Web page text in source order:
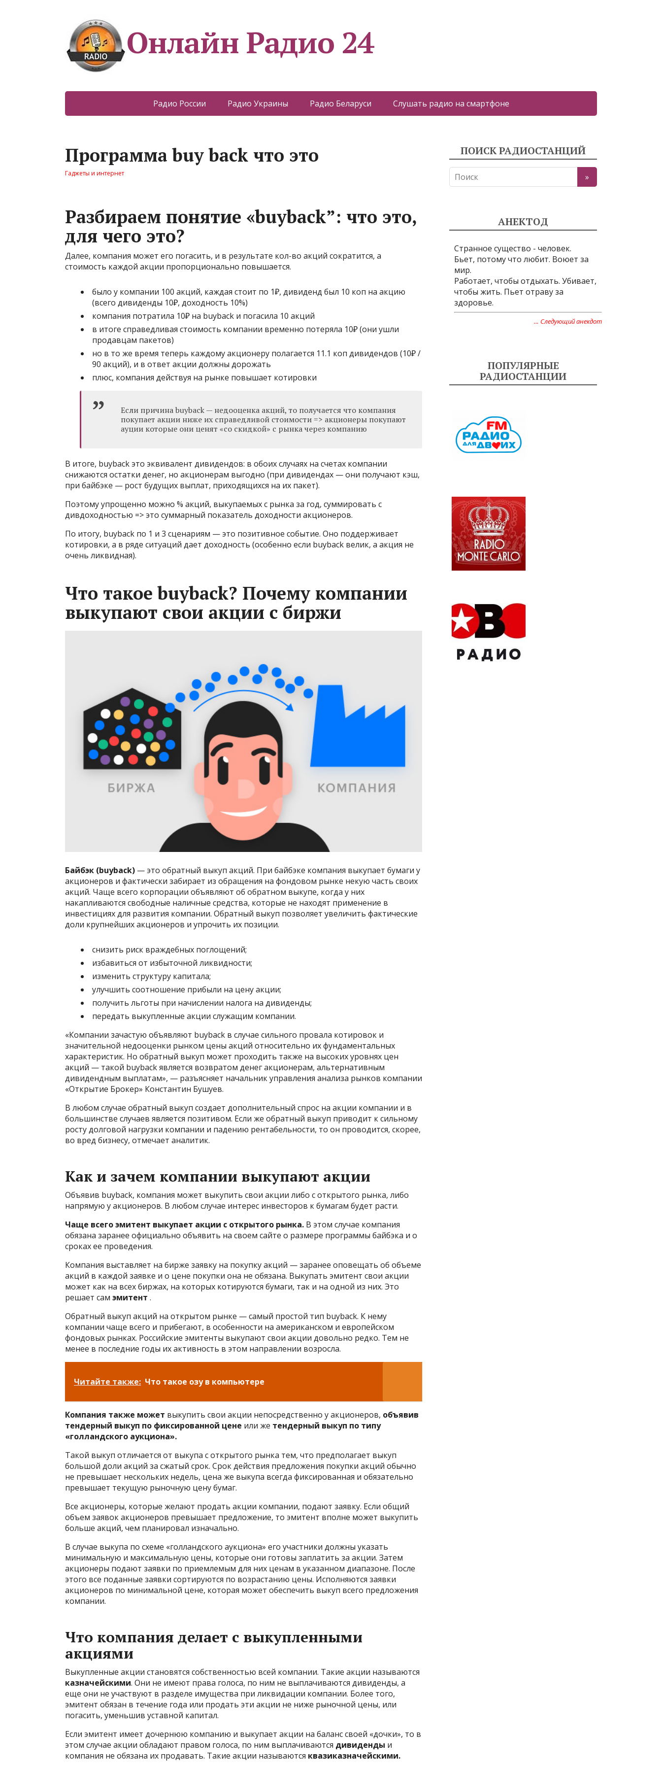
Онлайн Радио 24
Радио России Радио Украины Радио Беларуси Слушать радио на смартфоне
Программа buy back что это
Гаджеты и интернет
Разбираем понятие «buyback”: что это,
для чего это?
Далее, компания может его погасить, и в результате кол-во акций сократится, а
стоимость каждой акции пропорционально повышается.
было у компании 100 акций, каждая стоит по 1₽, дивиденд был 10 коп на акцию
(всего дивиденды 10₽, доходность 10%)
компания потратила 10₽ на buyback и погасила 10 акций
в итоге справедливая стоимость компании временно потеряла 10₽ (они ушли
продавцам пакетов)
но в то же время теперь каждому акционеру полагается 11.1 коп дивидендов (10₽ /
90 акций), и в ответ акции должны дорожать
плюс, компания действуя на рынке повышает котировки
Если причина buyback — недооценка акций, то получается что компания
покупает акции ниже их справедливой стоимости => акционеры покупают
ауции которые они ценят «со скидкой» с рынка через компанию
В итоге, buyback это эквивалент дивидендов: в обоих случаях на счетах компании
снижаются остатки денег, но акционерам выгодно (при дивидендах — они получают кэш,
при байбэке — рост будущих выплат, приходящихся на их пакет).
Поэтому упрощенно можно % акций, выкупаемых с рынка за год, суммировать с
дивдоходностью => это суммарный показатель доходности акционеров.
По итогу, buyback по 1 и 3 сценариям — это позитивное событие. Оно поддерживает
котировки, а в ряде ситуаций дает доходность (особенно если buyback велик, а акция не
очень ликвидная).
Что такое buyback? Почему компании
выкупают свои акции c биржи
Байбэк (buyback) — это обратный выкуп акций. При байбэке компания выкупает бумаги у
акционеров и фактически забирает из обращения на фондовом рынке некую часть своих
акций. Чаще всего корпорации объявляют об обратном выкупе, когда у них
накапливаются свободные наличные средства, которые не находят применение в
инвестициях для развития компании. Обратный выкуп позволяет увеличить фактические
доли крупнейших акционеров и упрочить их позиции.
снизить риск враждебных поглощений;
избавиться от избыточной ликвидности;
изменить структуру капитала;
улучшить соотношение прибыли на цену акции;
получить льготы при начислении налога на дивиденды;
передать выкупленные акции служащим компании.
«Компании зачастую объявляют buyback в случае сильного провала котировок и
значительной недооценки рынком цены акций относительно их фундаментальных
характеристик. Но обратный выкуп может проходить также на высоких уровнях цен
акций — такой buyback является возвратом денег акционерам, альтернативным
дивидендным выплатам», — разъясняет начальник управления анализа рынков компании
«Открытие Брокер» Константин Бушуев.
В любом случае обратный выкуп создает дополнительный спрос на акции компании и в
большинстве случаев является позитивом. Если же обратный выкуп приводит к сильному
росту долговой нагрузки компании и падению рентабельности, то он проводится, скорее,
во вред бизнесу, отмечает аналитик.
Как и зачем компании выкупают акции
Объявив buyback, компания может выкупить свои акции либо с открытого рынка, либо
напрямую у акционеров. В любом случае интерес инвесторов к бумагам будет расти.
Чаще всего эмитент выкупает акции с открытого рынка. В этом случае компания
обязана заранее официально объявить на своем сайте о размере программы байбэка и о
сроках ее проведения.
Компания выставляет на бирже заявку на покупку акций — заранее оповещать об объеме
акций в каждой заявке и о цене покупки она не обязана. Выкупать эмитент свои акции
может как на всех биржах, на которых котируются бумаги, так и на одной из них. Это
решает сам эмитент .
Обратный выкуп акций на открытом рынке — самый простой тип buyback. К нему
компании чаще всего и прибегают, в особенности на американском и европейском
фондовых рынках. Российские эмитенты выкупают свои акции довольно редко. Тем не
менее в последние годы их активность в этом направлении возросла.
Читайте также: Что такое озу в компьютере
Компания также может выкупить свои акции непосредственно у акционеров, объявив
тендерный выкуп по фиксированной цене или же тендерный выкуп по типу
«голландского аукциона».
Такой выкуп отличается от выкупа с открытого рынка тем, что предполагает выкуп
большой доли акций за сжатый срок. Срок действия предложения покупки акций обычно
не превышает нескольких недель, цена же выкупа всегда фиксированная и обязательно
превышает текущую рыночную цену бумаг.
Все акционеры, которые желают продать акции компании, подают заявку. Если общий
объем заявок акционеров превышает предложение, то эмитент вполне может выкупить
больше акций, чем планировал изначально.
В случае выкупа по схеме «голландского аукциона» его участники должны указать
минимальную и максимальную цены, которые они готовы заплатить за акции. Затем
акционеры подают заявки по приемлемым для них ценам в указанном диапазоне. После
этого все поданные заявки сортируются по возрастанию цены. Исполняются заявки
акционеров по минимальной цене, которая может обеспечить выкуп всего предложения
компании.
Что компания делает с выкупленными
акциями
Выкупленные акции становятся собственностью всей компании. Такие акции называются
казначейскими. Они не имеют права голоса, по ним не выплачиваются дивиденды, а
еще они не участвуют в разделе имущества при ликвидации компании. Более того,
эмитент обязан в течение года или продать эти акции не ниже рыночной цены, или
погасить, уменьшив уставной капитал.
Если эмитент имеет дочернюю компанию и выкупает акции на баланс своей «дочки», то в
этом случае акции обладают правом голоса, по ним выплачиваются дивиденды и
компания не обязана их продавать. Такие акции называются квазиказначейскими.
ПОИСК РАДИОСТАНЦИЙ
АНЕКТОД
Странное существо - человек.
Бьет, потому что любит. Воюет за
мир.
Работает, чтобы отдыхать. Убивает,
чтобы жить. Пьет отраву за
здоровье.
… Следующий анекдот
ПОПУЛЯРНЫЕ
РАДИОСТАНЦИИ